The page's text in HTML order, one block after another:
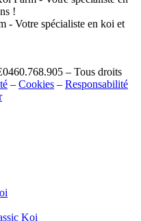
– Tous droits
– Cookies – Responsabilité
Koi